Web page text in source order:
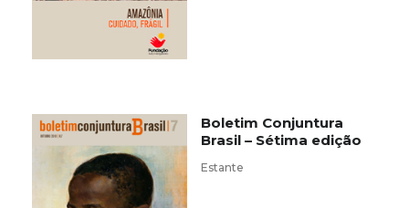
Boletim Conjuntura
Brasil – Sétima edição
Estante